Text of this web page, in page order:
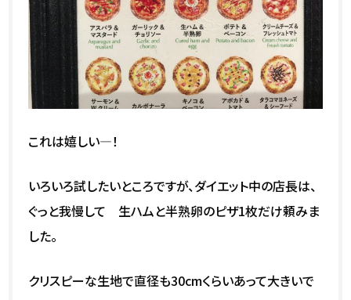
これは嬉しい――――――――――！
いろいろ試したいところですが、ダイエット中の店長は、
ぐっと我慢して 生ハムと半熟卵のピザ1枚だけ頼みま
した。
クリスピーな生地で直径も30cmくらいあって大きいで